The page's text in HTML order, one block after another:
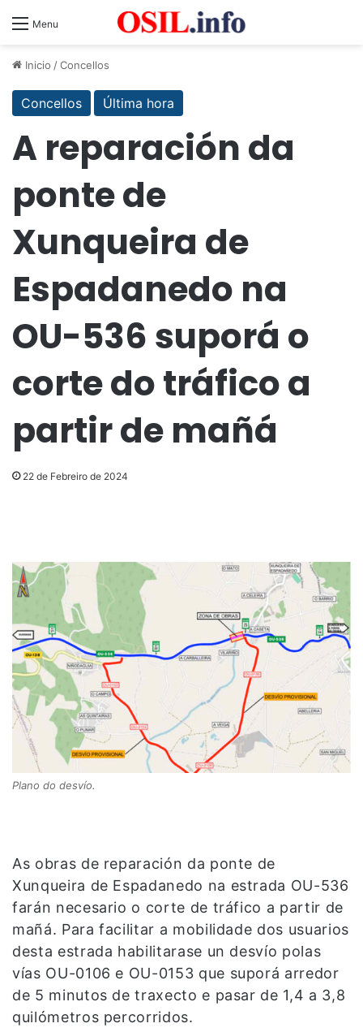
Menu
Inicio /Concellos
Concellos Última hora
A reparación da
ponte de
Xunqueira de
Espadanedo na
OU-536 suporá o
corte do tráfico a
partir de mañá
22 de Febreiro de 2024
Plano do desvío.
As obras de reparación da ponte de
Xunqueira de Espadanedo na estrada OU-536
farán necesario o corte de tráfico a partir de
mañá. Para facilitar a mobilidade dos usuarios
desta estrada habilitarase un desvío polas
vías OU-0106 e OU-0153 que suporá arredor
de 5 minutos de traxecto e pasar de 1,4 a 3,8
quilómetros percorridos.